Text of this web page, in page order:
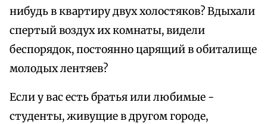
нибудь в квартиру двух холостяков? Вдыхали
спертый воздух их комнаты, видели
беспорядок, постоянно царящий в обиталище
молодых лентяев?
Если у вас есть братья или любимые -
студенты, живущие в другом городе,